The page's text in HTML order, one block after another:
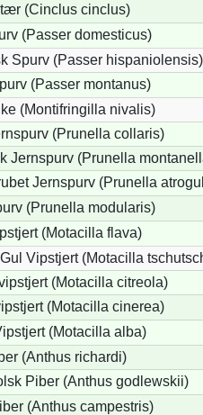
(Cinclus cinclus)
(Passer domesticus)
Spurv (Passer hispaniolensis)
(Passer montanus)
(Montifringilla nivalis)
(Prunella collaris)
Jernspurv (Prunella
Jernspurv (Prunella
(Prunella modularis)
(Motacilla flava)
Vipstjert (Motacilla
(Motacilla citreola)
(Motacilla cinerea)
(Motacilla alba)
(Anthus richardi)
Piber (Anthus godlewskii)
(Anthus campestris)